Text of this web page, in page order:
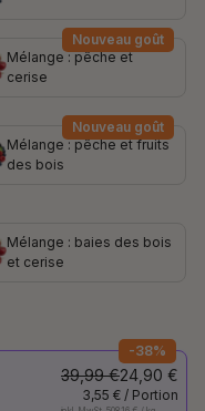
Nouveau goût
Mélange : pêche et
cerise
Nouveau goût
Mélange : pêche et fruits
des bois
Mélange : baies des bois
et cerise
-38%
3,55 € / Portion
39,99 €24,90 €